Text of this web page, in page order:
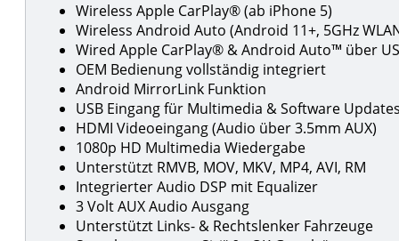
Wireless Apple CarPlay® (ab iPhone 5)
Wireless Android Auto (Android 11+, 5GHz
Wired Apple CarPlay® & Android Auto™ über
OEM Bedienung vollständig integriert
Android MirrorLink Funktion
USB Eingang für Multimedia & Software
HDMI Videoeingang (Audio über 3.5mm AUX)
1080p HD Multimedia Wiedergabe
Unterstützt RMVB, MOV, MKV, MP4, AVI, RM
Integrierter Audio DSP mit Equalizer
3 Volt AUX Audio Ausgang
Unterstützt Links- & Rechtslenker Fahrzeuge